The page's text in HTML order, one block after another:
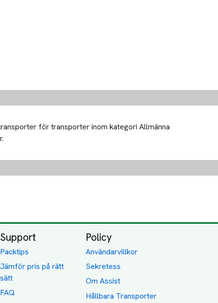
för transporter inom kategori Allmänna
Support
Packtips
Jämför pris på rätt
sätt
FAQ
Policy
Användarvillkor
Sekretess
Om Assist
Hållbara Transporter